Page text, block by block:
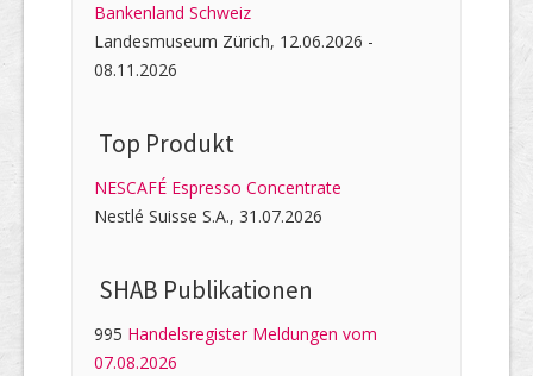
Bankenland Schweiz
Landesmuseum Zürich, 12.06.2026 -
08.11.2026
Top Produkt
NESCAFÉ Espresso Concentrate
Nestlé Suisse S.A., 31.07.2026
SHAB Publi­kati­onen
995 Handelsregister Meldungen vom
07.08.2026